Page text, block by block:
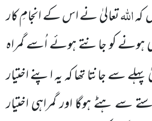
کہاللہتعالیٰ نے اس کے انجامِ کار
کو جانتے ہوئے اُسے گمراہ
پہلے سے جانتا تھا کہ یہ اپنے اختیار
ہٹے ہوگا اور گمراہی اختیار